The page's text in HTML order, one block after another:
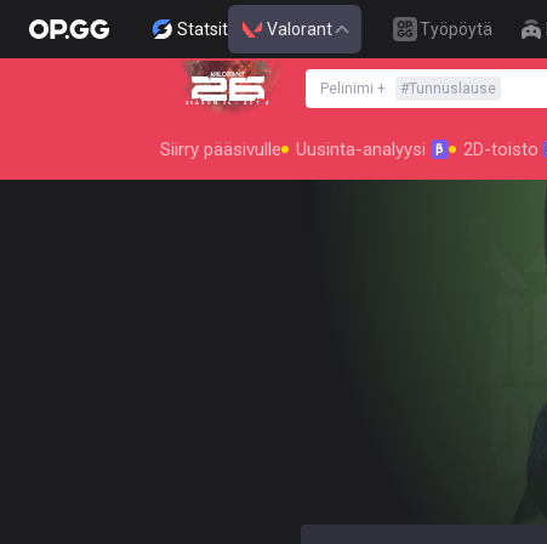
Statsit Valorant Työpöytä
SEASON 26 : ACT 4
Pelinimi + #Tunnuslause
Siirry pääsivulle Uusinta-analyysi β 2D-toisto